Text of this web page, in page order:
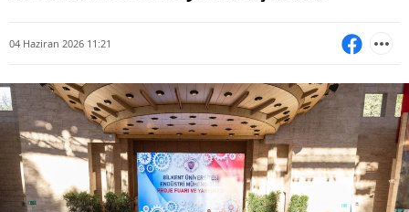
04 Haziran 2026 11:21